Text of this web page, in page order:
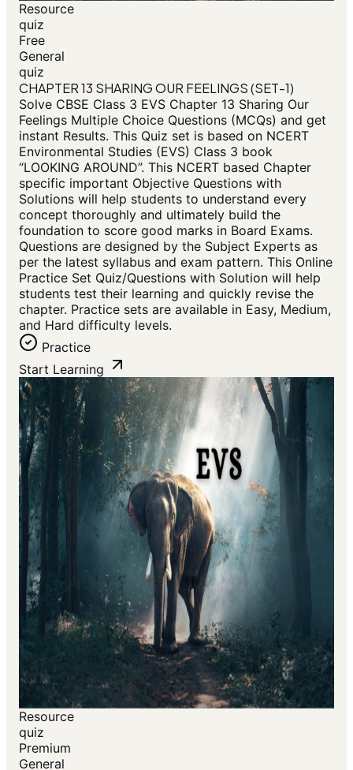
Resource
quiz
Free
General
quiz
CHAPTER 13 SHARING OUR FEELINGS (SET-1)
Solve CBSE Class 3 EVS Chapter 13 Sharing Our
Feelings Multiple Choice Questions (MCQs) and get
instant Results. This Quiz set is based on NCERT
Environmental Studies (EVS) Class 3 book
“LOOKING AROUND”. This NCERT based Chapter
specific important Objective Questions with
Solutions will help students to understand every
concept thoroughly and ultimately build the
foundation to score good marks in Board Exams.
Questions are designed by the Subject Experts as
per the latest syllabus and exam pattern. This Online
Practice Set Quiz/Questions with Solution will help
students test their learning and quickly revise the
chapter. Practice sets are available in Easy, Medium,
and Hard difficulty levels.
Practice
Start Learning
Resource
quiz
Premium
General